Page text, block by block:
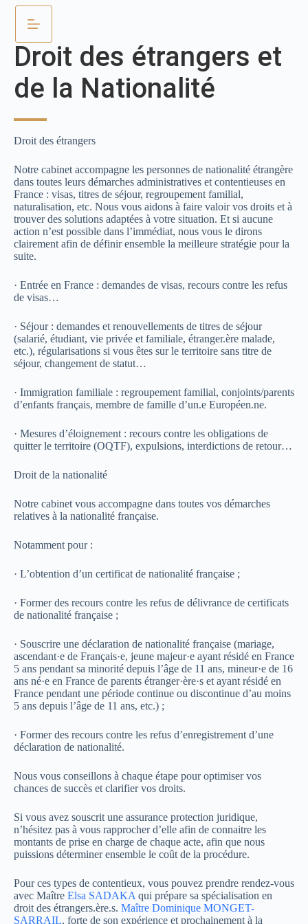
Droit des étrangers et
de la Nationalité
Droit des étrangers
Notre cabinet accompagne les personnes de nationalité étrangère
dans toutes leurs démarches administratives et contentieuses en
France : visas, titres de séjour, regroupement familial,
naturalisation, etc. Nous vous aidons à faire valoir vos droits et à
trouver des solutions adaptées à votre situation. Et si aucune
action n’est possible dans l’immédiat, nous vous le dirons
clairement afin de définir ensemble la meilleure stratégie pour la
suite.
· Entrée en France : demandes de visas, recours contre les refus
de visas…
· Séjour : demandes et renouvellements de titres de séjour
(salarié, étudiant, vie privée et familiale, étranger.ère malade,
etc.), régularisations si vous êtes sur le territoire sans titre de
séjour, changement de statut…
· Immigration familiale : regroupement familial, conjoints/parents
d’enfants français, membre de famille d’un.e Européen.ne.
· Mesures d’éloignement : recours contre les obligations de
quitter le territoire (OQTF), expulsions, interdictions de retour…
Droit de la nationalité
Notre cabinet vous accompagne dans toutes vos démarches
relatives à la nationalité française.
Notamment pour :
· L’obtention d’un certificat de nationalité française ;
· Former des recours contre les refus de délivrance de certificats
de nationalité française ;
· Souscrire une déclaration de nationalité française (mariage,
ascendant·e de Français·e, jeune majeur·e ayant résidé en France
5 ans pendant sa minorité depuis l’âge de 11 ans, mineur·e de 16
ans né·e en France de parents étranger·ère·s et ayant résidé en
France pendant une période continue ou discontinue d’au moins
5 ans depuis l’âge de 11 ans, etc.) ;
· Former des recours contre les refus d’enregistrement d’une
déclaration de nationalité.
Nous vous conseillons à chaque étape pour optimiser vos
chances de succès et clarifier vos droits.
Si vous avez souscrit une assurance protection juridique,
n’hésitez pas à vous rapprocher d’elle afin de connaitre les
montants de prise en charge de chaque acte, afin que nous
puissions déterminer ensemble le coût de la procédure.
Pour ces types de contentieux, vous pouvez prendre rendez-vous
avec Maître Elsa SADAKA qui prépare sa spécialisation en
droit des étrangers.ère.s. Maître Dominique MONGET-
SARRAIL, forte de son expérience et prochainement à la